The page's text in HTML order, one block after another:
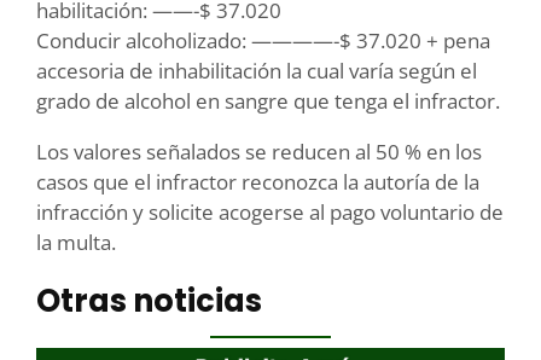
habilitación: ——-$ 37.020
Conducir alcoholizado: ————-$ 37.020 + pena
accesoria de inhabilitación la cual varía según el
grado de alcohol en sangre que tenga el infractor.
Los valores señalados se reducen al 50 % en los
casos que el infractor reconozca la autoría de la
infracción y solicite acogerse al pago voluntario de
la multa.
Otras noticias